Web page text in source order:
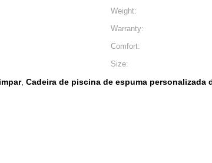
Weight:
Warranty:
Comfort:
Size:
, Cadeira de piscina de espuma personalizada